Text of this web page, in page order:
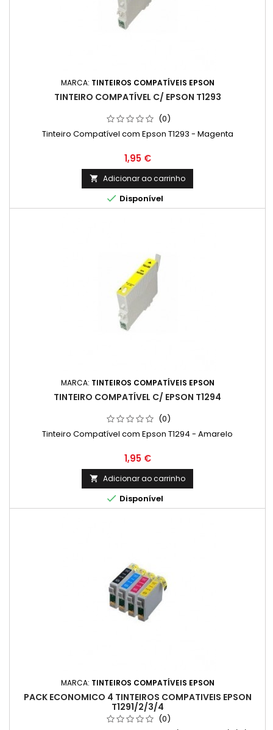
MARCA: TINTEIROS COMPATÍVEIS EPSON
TINTEIRO COMPATÍVEL C/ EPSON T1293
(0)
Tinteiro Compatível com Epson T1293 - Magenta
Preço
1,95 €
 Adicionar ao carrinho
 Disponível
MARCA: TINTEIROS COMPATÍVEIS EPSON
TINTEIRO COMPATÍVEL C/ EPSON T1294
(0)
Tinteiro Compatível com Epson T1294 - Amarelo
Preço
1,95 €
 Adicionar ao carrinho
 Disponível
MARCA: TINTEIROS COMPATÍVEIS EPSON
PACK ECONOMICO 4 TINTEIROS COMPATIVEIS EPSON
T1291/2/3/4
(0)